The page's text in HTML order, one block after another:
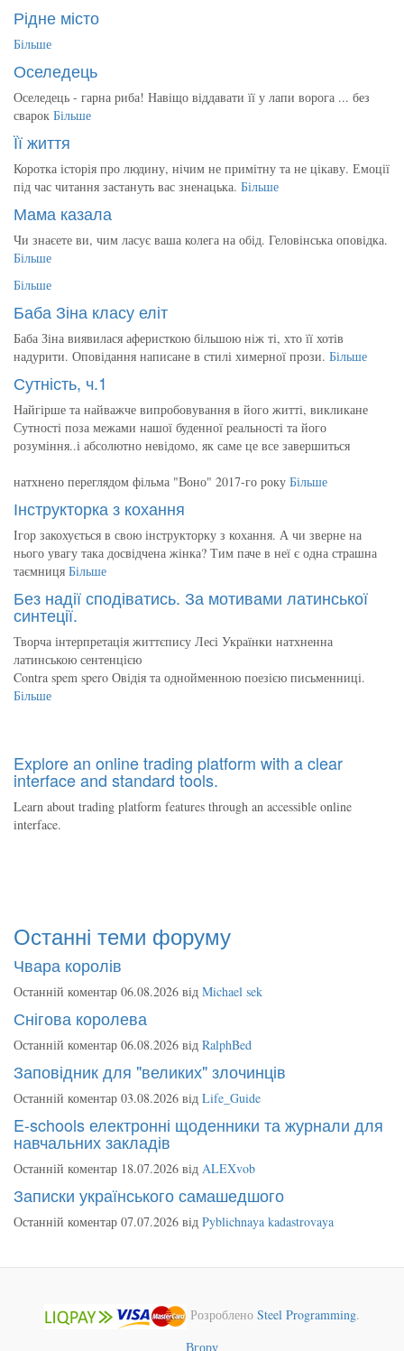
Рідне місто
Більше
Оселедець
Оселедець - гарна риба! Навіщо віддавати її у лапи ворога ... без
сварок Більше
Її життя
Коротка історія про людину, нічим не примітну та не цікаву. Емоції
під час читання застануть вас зненацька. Більше
Мама казала
Чи знаєете ви, чим ласує ваша колега на обід. Геловінська оповідка.
Більше
Більше
Баба Зіна класу еліт
Баба Зіна виявилася аферисткою більшою ніж ті, хто її хотів
надурити. Оповідання написане в стилі химерної прози. Більше
Сутність, ч.1
Найгірше та найважче випробовування в його житті, викликане
Сутності поза межами нашої буденної реальності та його
розуміння..і абсолютно невідомо, як саме це все завершиться
натхнено переглядом фільма "Воно" 2017-го року Більше
Інструкторка з кохання
Ігор закохується в свою інструкторку з кохання. А чи зверне на
нього увагу така досвідчена жінка? Тим паче в неї є одна страшна
таємниця Більше
Без надії сподіватись. За мотивами латинської
синтеції.
Творча інтерпретація життєпису Лесі Українки натхненна
латинською сентенцією
Contra spem spero Овідія та однойменною поезією письменниці.
Більше
Explore an online trading platform with a clear
interface and standard tools.
Learn about trading platform features through an accessible online
interface.
Останні теми форуму
Чвара королів
Останній коментар 06.08.2026 від Michael sek
Снігова королева
Останній коментар 06.08.2026 від RalphBed
Заповідник для "великих" злочинців
Останній коментар 03.08.2026 від Life_Guide
E-schools електронні щоденники та журнали для
навчальних закладів
Останній коментар 18.07.2026 від ALEXvob
Записки українського самашедшого
Останній коментар 07.07.2026 від Pyblichnaya kadastrovaya
Розроблено Steel Programming.
Вгору